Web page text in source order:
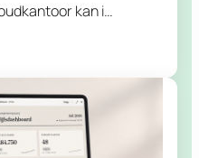
kan ik
“Is dat merk